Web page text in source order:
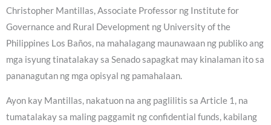
Christopher Mantillas, Associate Professor ng Institute for
Governance and Rural Development ng University of the
Philippines Los Baños, na mahalagang maunawaan ng publiko ang
mga isyung tinatalakay sa Senado sapagkat may kinalaman ito sa
pananagutan ng mga opisyal ng pamahalaan.
Ayon kay Mantillas, nakatuon na ang paglilitis sa Article 1, na
tumatalakay sa maling paggamit ng confidential funds, kabilang